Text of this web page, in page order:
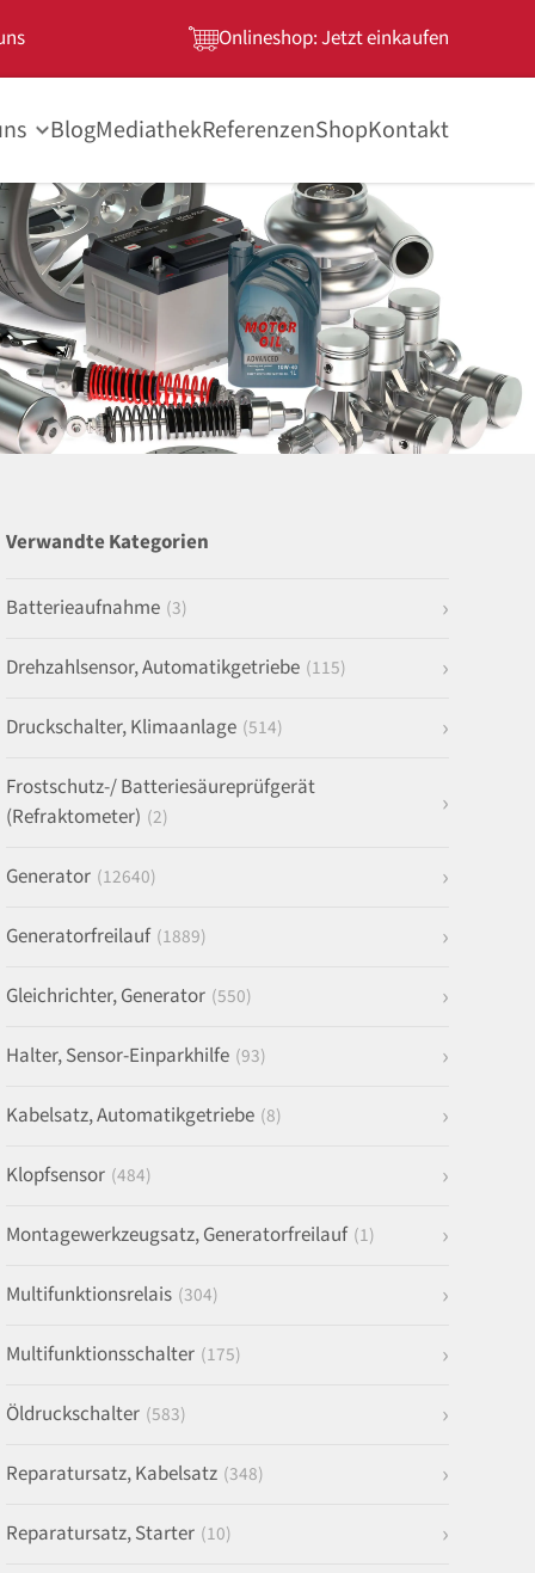
Onlineshop: Jetzt einkaufen
BlogMediathekReferenzenShopKontakt
Verwandte Kategorien
Batterieaufnahme (3)
Drehzahlsensor, Automatikgetriebe (115)
Druckschalter, Klimaanlage (514)
Frostschutz-/ Batteriesäureprüfgerät
(Refraktometer) (2)
Generator (12640)
Generatorfreilauf (1889)
Gleichrichter, Generator (550)
Halter, Sensor-Einparkhilfe (93)
Kabelsatz, Automatikgetriebe (8)
Klopfsensor (484)
Montagewerkzeugsatz, Generatorfreilauf (1)
Multifunktionsrelais (304)
Multifunktionsschalter (175)
Öldruckschalter (583)
Reparatursatz, Kabelsatz (348)
Reparatursatz, Starter (10)